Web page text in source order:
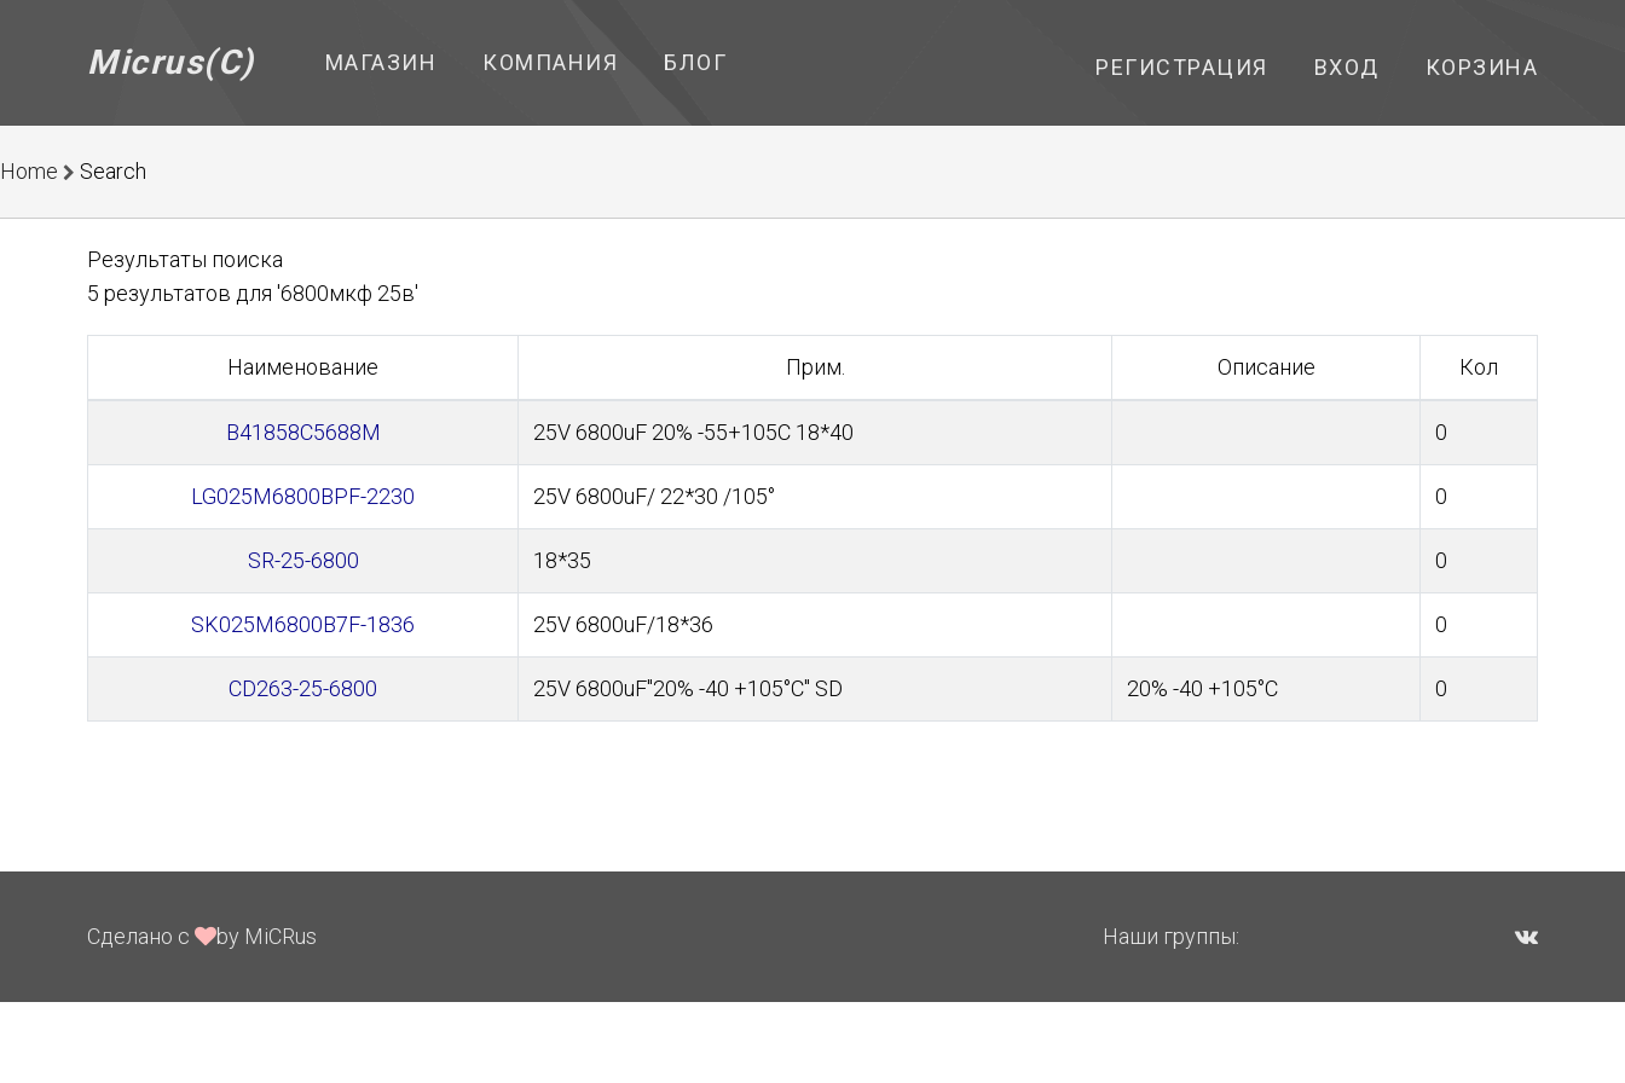
Micrus(C) МАГАЗИН КОМПАНИЯ БЛОГ РЕГИСТРАЦИЯ ВХОД КОРЗИНА
Home Search
Результаты поиска
5 результатов для '6800мкф 25в'
Наименование Прим. Описание Кол
B41858C5688M 25V 6800uF 20% -55+105С 18*40 0
LG025M6800BPF-2230 25V 6800uF/ 22*30 /105° 0
SR-25-6800 18*35 0
SK025M6800B7F-1836 25V 6800uF/18*36 0
CD263-25-6800 25V 6800uF"20% -40 +105°С" SD 20% -40 +105°С 0
Сделано с by MiCRus Наши группы: